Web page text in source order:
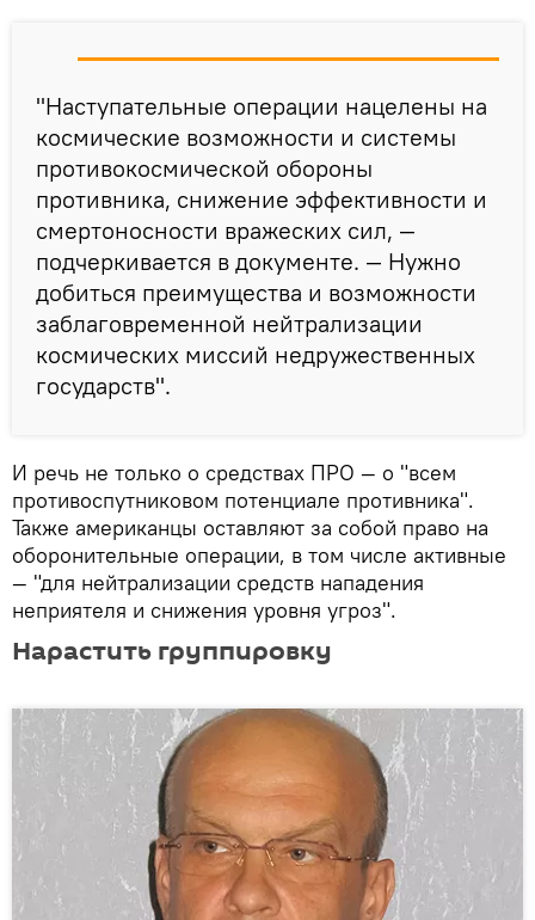
"Наступательные операции нацелены на
космические возможности и системы
противокосмической обороны
противника, снижение эффективности и
смертоносности вражеских сил, —
подчеркивается в документе. — Нужно
добиться преимущества и возможности
заблаговременной нейтрализации
космических миссий недружественных
государств".
И речь не только о средствах ПРО — о "всем
противоспутниковом потенциале противника".
Также американцы оставляют за собой право на
оборонительные операции, в том числе активные
— "для нейтрализации средств нападения
неприятеля и снижения уровня угроз".
Нарастить группировку